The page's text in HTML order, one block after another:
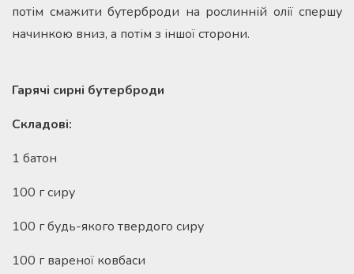
потім смажити бутерброди на рослинній олії спершу
начинкою вниз, а потім з іншої сторони.
Гарячі сирні бутерброди
Складові:
1 батон
100 г сиру
100 г будь-якого твердого сиру
100 г вареної ковбаси